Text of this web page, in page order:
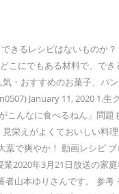
きるレシピはないものか
こにでもある材料で、で
・おすすめのお菓子、パ
January 11, 2020 1.生
んなに食べるねん」問題
栄えがよくておいしい料
で爽やか！ 動画レシピ
2020年3月21日放送の家
山本ゆりさんです。 参考